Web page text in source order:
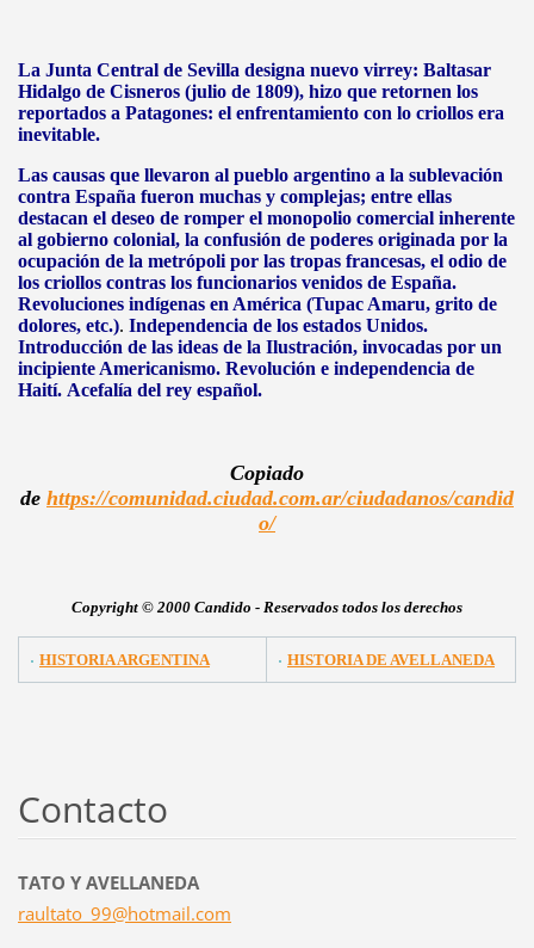
La Junta Central de Sevilla designa nuevo virrey: Baltasar
Hidalgo de Cisneros (julio de 1809), hizo que retornen los
reportados a Patagones: el enfrentamiento con lo criollos era
inevitable.
Las causas que llevaron al pueblo argentino a la sublevación
contra España fueron muchas y complejas; entre ellas
destacan el deseo de romper el monopolio comercial inherente
al gobierno colonial, la confusión de poderes originada por la
ocupación de la metrópoli por las tropas francesas, el odio de
los criollos contras los funcionarios venidos de España.
Revoluciones indígenas en América (Tupac Amaru, grito de
dolores, etc.). Independencia de los estados Unidos.
Introducción de las ideas de la Ilustración, invocadas por un
incipiente Americanismo. Revolución e independencia de
Haití. Acefalía del rey español.
Copiado
de https://comunidad.ciudad.com.ar/ciudadanos/candid
o/
Copyright © 2000 Candido - Reservados todos los derechos
HISTORIA ARGENTINA HISTORIA DE AVELLANEDA
Contacto
TATO Y AVELLANEDA
raultato_99@hotmail.com